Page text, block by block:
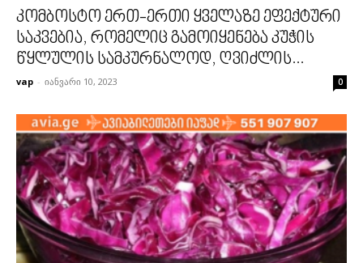
კომბოსტო ერთ-ერთი ყველაზე ეფექტური
საკვებია, რომელიც გამოიყენება კუჭის
წყლულის სამკურნალოდ, ღვიძლის...
vap - იანვარი 10, 2023 0